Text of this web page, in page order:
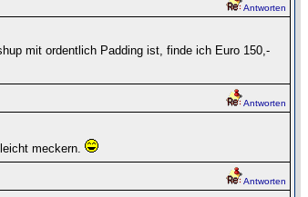
Antworten
mit ordentlich Padding ist, finde ich Euro 150,-
Antworten
meckern.
Antworten